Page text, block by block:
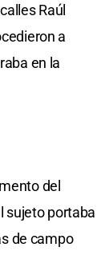
Raúl
a
en la
del
sujeto portaba
de campo